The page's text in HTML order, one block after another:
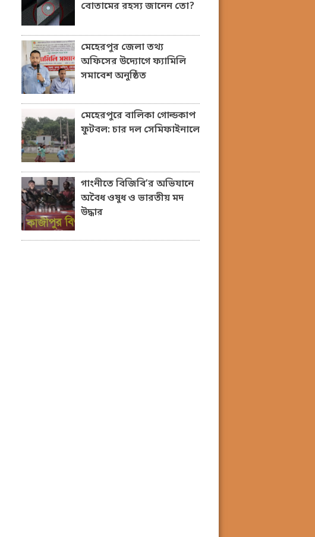
বোতামের রহস্য জানেন তো?
মেহেরপুর জেলা তথ্য
অফিসের উদ্যোগে ফ্যামিলি
সমাবেশ অনুষ্ঠিত
মেহেরপুরে বালিকা গোল্ডকাপ
ফুটবল: চার দল সেমিফাইনালে
গাংনীতে বিজিবি’র অভিযানে
অবৈধ ওষুধ ও ভারতীয় মদ
উদ্ধার